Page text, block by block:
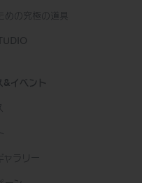
めの究極の道具
&イベント
ャラリー